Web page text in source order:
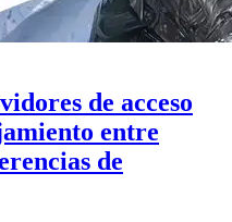
de acceso
entre
de